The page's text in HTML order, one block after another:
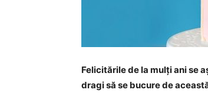
Felicitările de la mulți ani se
dragi să se bucure de